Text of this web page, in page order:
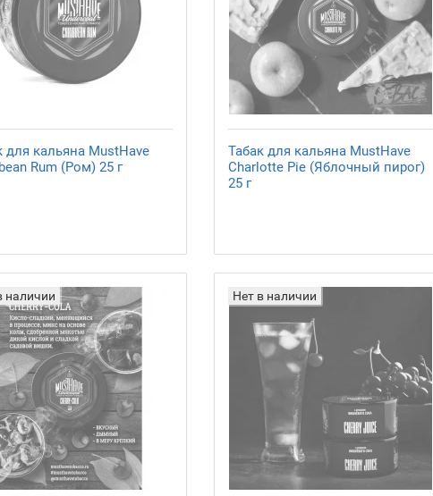
для кальяна MustHave
Rum (Ром) 25 г
Табак для кальяна MustHave
Charlotte Pie (Яблочный пирог)
25 г
наличии Нет в наличии